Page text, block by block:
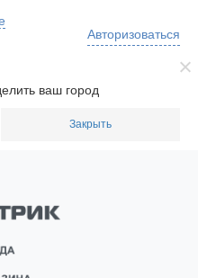
ваш город
Закрыть
Авторизоваться